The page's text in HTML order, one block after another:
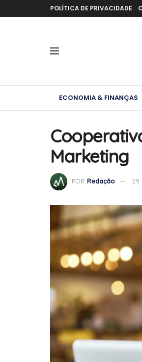
POLÍTICA DE PRIVACIDADE
ECONOMIA & FINANÇAS
Marketing
POR Redação 29